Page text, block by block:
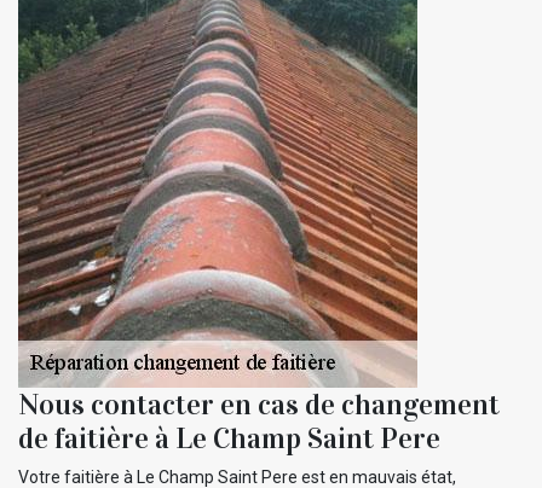
Nous contacter en cas de changement
de faitière à Le Champ Saint Pere
Votre faitière à Le Champ Saint Pere est en mauvais état,